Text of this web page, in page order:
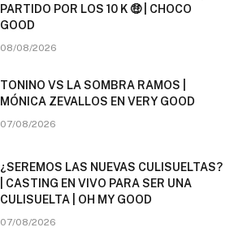
PARTIDO POR LOS 10 K 🤑 | CHOCO
GOOD
08/08/2026
TONINO VS LA SOMBRA RAMOS |
MÓNICA ZEVALLOS EN VERY GOOD
07/08/2026
¿SEREMOS LAS NUEVAS CULISUELTAS?
| CASTING EN VIVO PARA SER UNA
CULISUELTA | OH MY GOOD
07/08/2026